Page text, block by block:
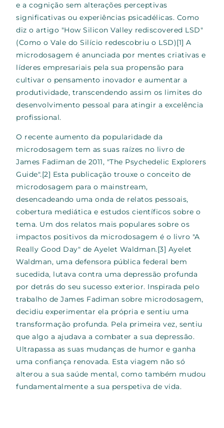
e a cognição sem alterações perceptivas
significativas ou experiências psicadélicas. Como
diz o artigo "How Silicon Valley rediscovered LSD"
(Como o Vale do Silício redescobriu o LSD)[1] A
microdosagem é anunciada por mentes criativas e
líderes empresariais pela sua propensão para
cultivar o pensamento inovador e aumentar a
produtividade, transcendendo assim os limites do
desenvolvimento pessoal para atingir a excelência
profissional.
O recente aumento da popularidade da
microdosagem tem as suas raízes no livro de
James Fadiman de 2011, "The Psychedelic Explorers
Guide".[2] Esta publicação trouxe o conceito de
microdosagem para o mainstream,
desencadeando uma onda de relatos pessoais,
cobertura mediática e estudos científicos sobre o
tema. Um dos relatos mais populares sobre os
impactos positivos da microdosagem é o livro "A
Really Good Day" de Ayelet Waldman.[3] Ayelet
Waldman, uma defensora pública federal bem
sucedida, lutava contra uma depressão profunda
por detrás do seu sucesso exterior. Inspirada pelo
trabalho de James Fadiman sobre microdosagem,
decidiu experimentar ela própria e sentiu uma
transformação profunda. Pela primeira vez, sentiu
que algo a ajudava a combater a sua depressão.
Ultrapassa as suas mudanças de humor e ganha
uma confiança renovada. Esta viagem não só
alterou a sua saúde mental, como também mudou
fundamentalmente a sua perspetiva de vida.